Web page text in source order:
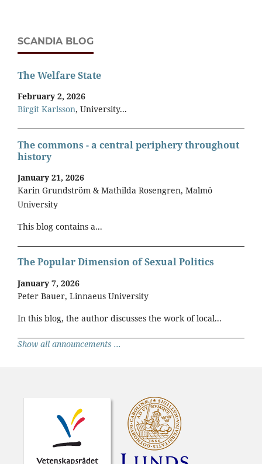
SCANDIA BLOG
The Welfare State
February 2, 2026
Birgit Karlsson, University...
The commons - a central periphery throughout
history
January 21, 2026
Karin Grundström & Mathilda Rosengren, Malmö
University
This blog contains a...
The Popular Dimension of Sexual Politics
January 7, 2026
Peter Bauer, Linnaeus University
In this blog, the author discusses the work of local...
Show all announcements ...